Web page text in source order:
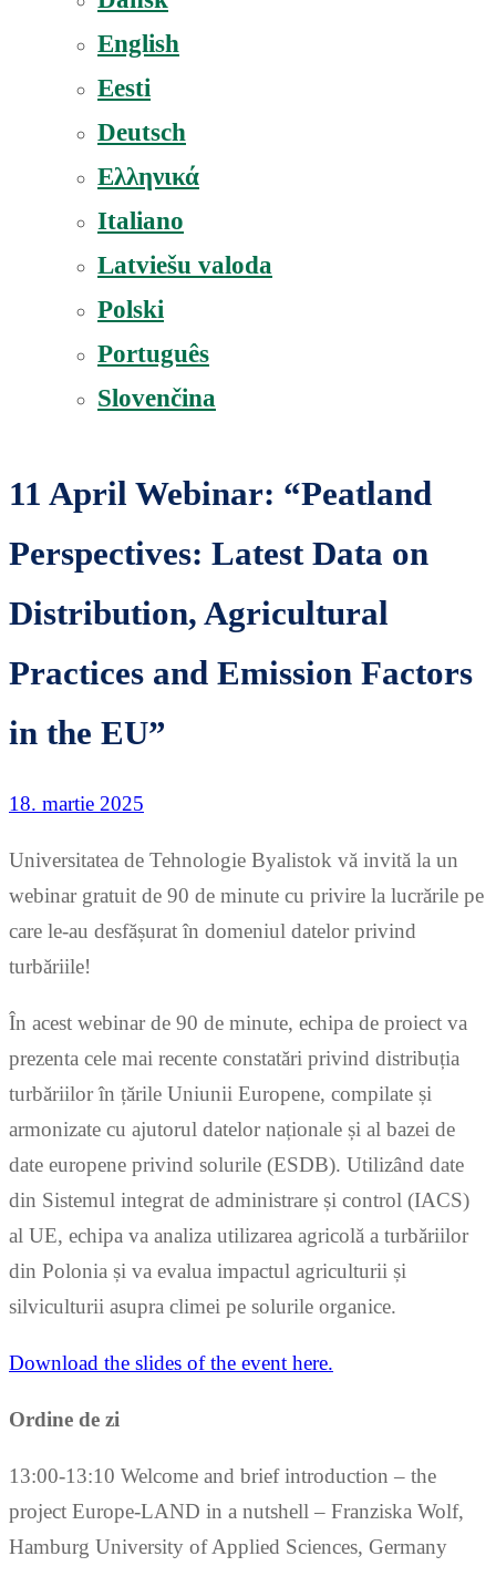
English
Eesti
Deutsch
Ελληνικά
Italiano
Latviešu valoda
Polski
Português
Slovenčina
11 April Webinar: “Peatland
Perspectives: Latest Data on
Distribution, Agricultural
Practices and Emission Factors
in the EU”
18. martie 2025
Universitatea de Tehnologie Byalistok vă invită la un
webinar gratuit de 90 de minute cu privire la lucrările pe
care le-au desfășurat în domeniul datelor privind
turbăriile!
În acest webinar de 90 de minute, echipa de proiect va
prezenta cele mai recente constatări privind distribuția
turbăriilor în țările Uniunii Europene, compilate și
armonizate cu ajutorul datelor naționale și al bazei de
date europene privind solurile (ESDB). Utilizând date
din Sistemul integrat de administrare și control (IACS)
al UE, echipa va analiza utilizarea agricolă a turbăriilor
din Polonia și va evalua impactul agriculturii și
silviculturii asupra climei pe solurile organice.
Download the slides of the event here.
Ordine de zi
13:00-13:10 Welcome and brief introduction – the
project Europe-LAND in a nutshell – Franziska Wolf,
Hamburg University of Applied Sciences, Germany